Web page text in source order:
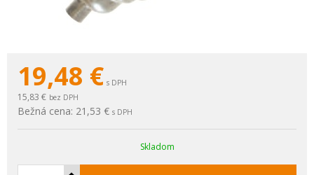
19,48 € s DPH
15,83 € bez DPH
Bežná cena: 21,53 € s DPH
Skladom